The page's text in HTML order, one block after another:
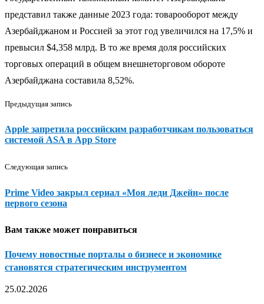
представил также данные 2023 года: товарооборот между
Азербайджаном и Россией за этот год увеличился на 17,5% и
превысил $4,358 млрд. В то же время доля российских
торговых операций в общем внешнеторговом обороте
Азербайджана составила 8,52%.
Предыдущая запись
Apple запретила российским разработчикам пользоваться
системой ASA в App Store
Следующая запись
Prime Video закрыл сериал «Моя леди Джейн» после
первого сезона
Вам также может понравиться
Почему новостные порталы о бизнесе и экономике
становятся стратегическим инструментом
25.02.2026